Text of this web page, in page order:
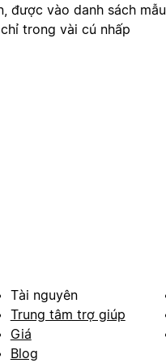
được vào danh sách mẫu
trong vài cú nhấp
Tài nguyên
Trung tâm trợ giúp
Giá
Blog